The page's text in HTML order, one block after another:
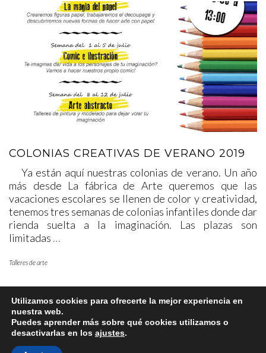
COLONIAS CREATIVAS DE VERANO 2019
Ya están aquí nuestras colonias de verano. Un año
más desde La fábrica de Arte queremos que las
vacaciones escolares se llenen de color y creatividad,
tenemos tres semanas de colonias infantiles donde dar
rienda suelta a la imaginación. Las plazas son
limitadas …
Talleres de arte
Utilizamos cookies para ofrecerte la mejor experiencia en
nuestra web.
Puedes aprender más sobre qué cookies utilizamos o
desactivarlas en los ajustes.